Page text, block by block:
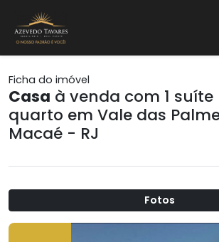
Ficha do imóvel
Casa à venda com 1 suíte
quarto em Vale das
Macaé - RJ
Fotos